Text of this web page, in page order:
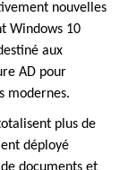
nouvelles
Windows 10
aux
AD pour
modernes.
plus de
déployé